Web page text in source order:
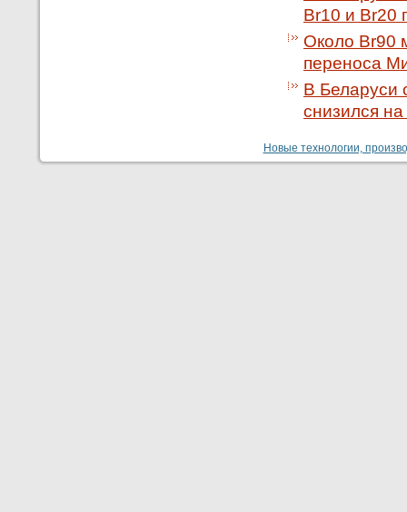
Br10 и Br20
Около Br90
переноса
В Беларуси
снизился
Новые технологии,